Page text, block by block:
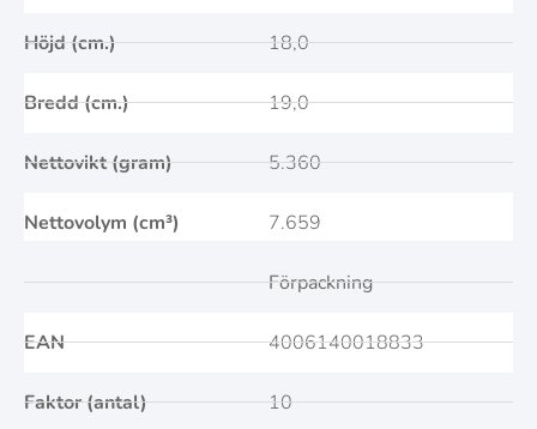
Höjd (cm.)
Bredd (cm.)
Nettovikt (gram)
Nettovolym (cm³)
18,0
19,0
5.360
7.659
EAN
Faktor (antal)
Förpackning
4006140018833
10